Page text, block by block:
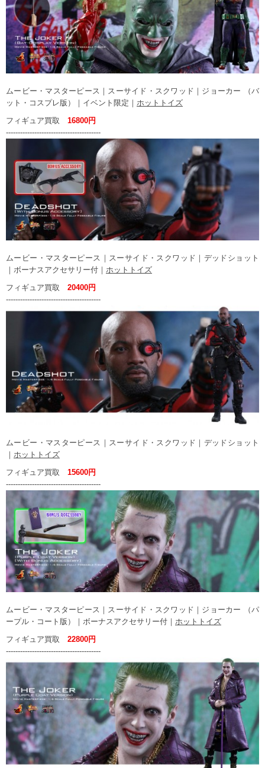
ムービー・マスターピース｜スーサイド・スクワッド｜ジョーカー （バ
ット・コスプレ版）｜イベント限定｜ ホットトイズ
フィギュア買取 16800円
----------------------------------------
ムービー・マスターピース｜スーサイド・スクワッド｜デッドショット
｜ボーナスアクセサリー付｜ ホットトイズ
フィギュア買取 20400円
----------------------------------------
ムービー・マスターピース｜スーサイド・スクワッド｜デッドショット
｜ ホットトイズ
フィギュア買取 15600円
----------------------------------------
ムービー・マスターピース｜スーサイド・スクワッド｜ジョーカー （パ
ープル・コート版）｜ボーナスアクセサリー付｜ ホットトイズ
フィギュア買取 22800円
----------------------------------------